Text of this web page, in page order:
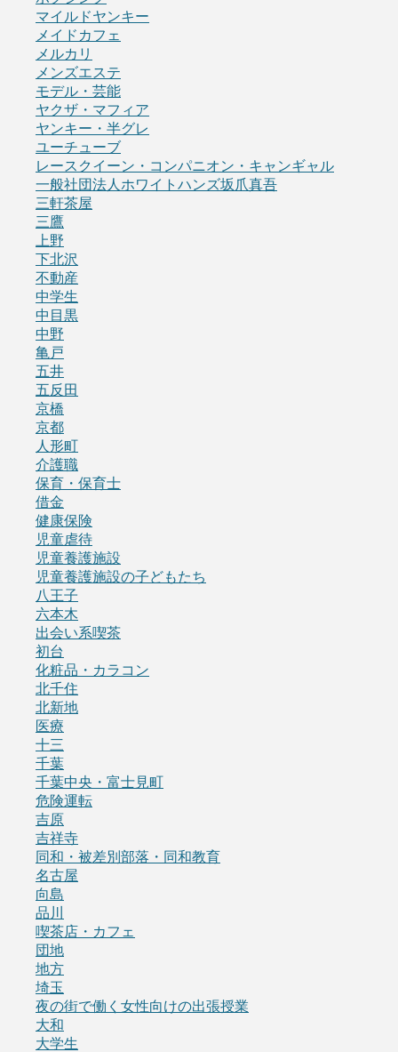
マイルドヤンキー
メイドカフェ
メルカリ
メンズエステ
モデル・芸能
ヤクザ・マフィア
ヤンキー・半グレ
ユーチューブ
レースクイーン・コンパニオン・キャンギャル
一般社団法人ホワイトハンズ坂爪真吾
三軒茶屋
三鷹
上野
下北沢
不動産
中学生
中目黒
中野
亀戸
五井
五反田
京橋
京都
人形町
介護職
保育・保育士
借金
健康保険
児童虐待
児童養護施設
児童養護施設の子どもたち
八王子
六本木
出会い系喫茶
初台
化粧品・カラコン
北千住
北新地
医療
十三
千葉
千葉中央・富士見町
危険運転
吉原
吉祥寺
同和・被差別部落・同和教育
名古屋
向島
品川
喫茶店・カフェ
団地
地方
埼玉
夜の街で働く女性向けの出張授業
大和
大学生